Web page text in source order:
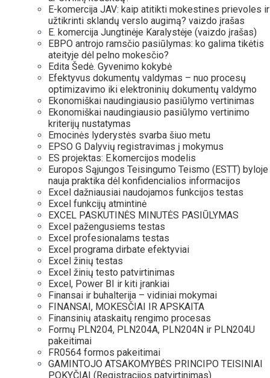
E-komercija JAV: kaip atitikti mokestines prievoles ir
užtikrinti sklandų verslo augimą? vaizdo įrašas
E. komercija Jungtinėje Karalystėje (vaizdo įrašas)
EBPO antrojo ramsčio pasiūlymas: ko galima tikėtis
ateityje dėl pelno mokesčio?
Edita Šedė. Gyvenimo kokybė
Efektyvus dokumentų valdymas – nuo procesų
optimizavimo iki elektroninių dokumentų valdymo
Ekonomiškai naudingiausio pasiūlymo vertinimas
Ekonomiškai naudingiausio pasiūlymo vertinimo
kriterijų nustatymas
Emocinės lyderystės svarba šiuo metu
EPSO G Dalyvių registravimas į mokymus
ES projektas: E.komercijos modelis
Europos Sąjungos Teisingumo Teismo (ESTT) byloje
nauja praktika dėl konfidencialios informacijos
Excel dažniausiai naudojamos funkcijos testas
Excel funkcijų atmintinė
EXCEL PASKUTINĖS MINUTĖS PASIŪLYMAS
Excel pažengusiems testas
Excel profesionalams testas
Excel programa dirbate efektyviai
Excel žinių testas
Excel žinių testo patvirtinimas
Excel, Power BI ir kiti įrankiai
Finansai ir buhalterija – vidiniai mokymai
FINANSAI, MOKESČIAI IR APSKAITA
Finansinių ataskaitų rengimo procesas
Formų PLN204, PLN204A, PLN204N ir PLN204U
pakeitimai
FR0564 formos pakeitimai
GAMINTOJO ATSAKOMYBĖS PRINCIPO TEISINIAI
POKYČIAI (Registracijos patvirtinimas)